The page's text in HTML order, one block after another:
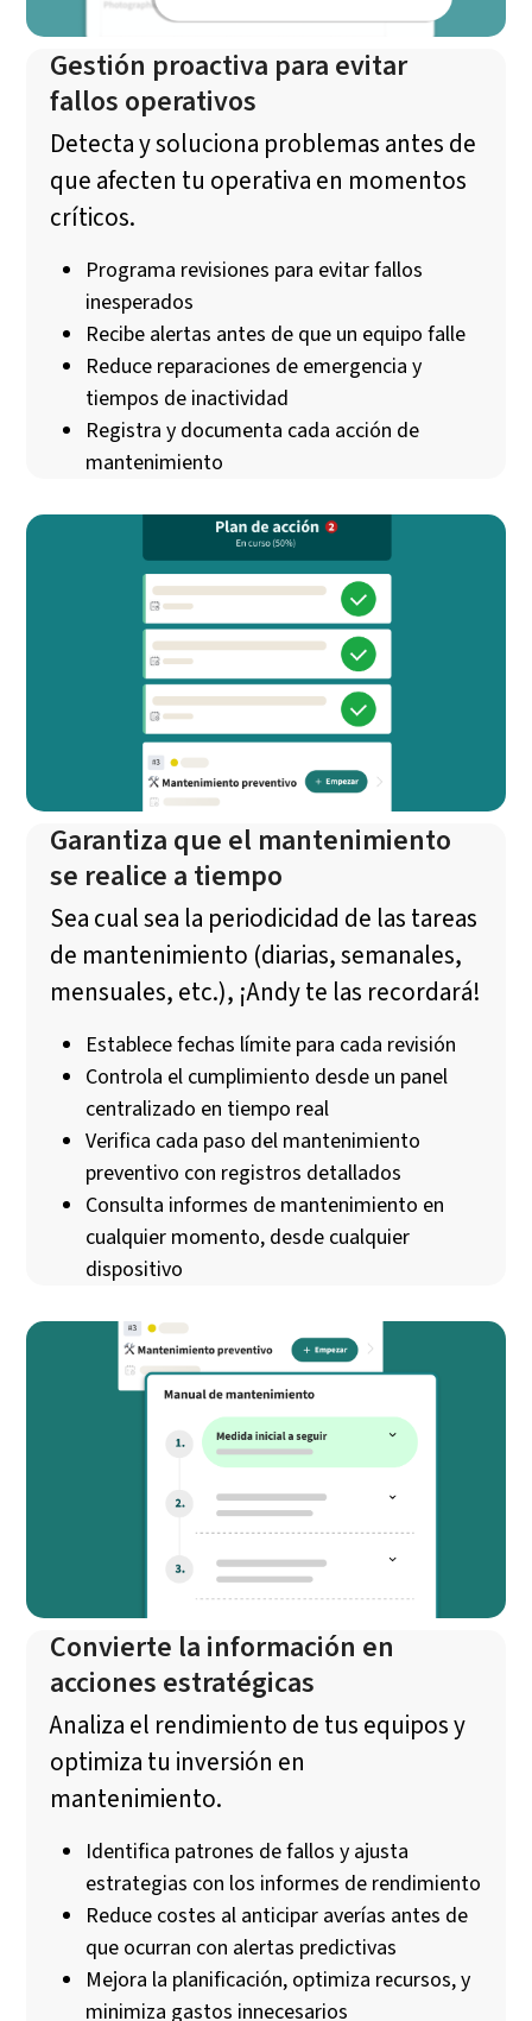
Gestión proactiva para evitar
fallos operativos
Detecta y soluciona problemas antes de
que afecten tu operativa en momentos
críticos.
Programa revisiones para evitar fallos
inesperados
Recibe alertas antes de que un equipo falle
Reduce reparaciones de emergencia y
tiempos de inactividad
Registra y documenta cada acción de
mantenimiento
Garantiza que el mantenimiento
se realice a tiempo
Sea cual sea la periodicidad de las tareas
de mantenimiento (diarias, semanales,
mensuales, etc.), ¡Andy te las recordará!
Establece fechas límite para cada revisión
Controla el cumplimiento desde un panel
centralizado en tiempo real
Verifica cada paso del mantenimiento
preventivo con registros detallados
Consulta informes de mantenimiento en
cualquier momento, desde cualquier
dispositivo
Convierte la información en
acciones estratégicas
Analiza el rendimiento de tus equipos y
optimiza tu inversión en
mantenimiento.
Identifica patrones de fallos y ajusta
estrategias con los informes de rendimiento
Reduce costes al anticipar averías antes de
que ocurran con alertas predictivas
Mejora la planificación, optimiza recursos, y
minimiza gastos innecesarios